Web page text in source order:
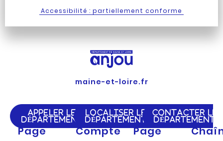
Accessibilité : partiellement conforme
maine-et-loire.fr
APPELER LE
DÉPARTEMENT
LOCALISER LE
DÉPARTEMENT
CONTACTER LE
DÉPARTEMENT
Page
Compte
Page